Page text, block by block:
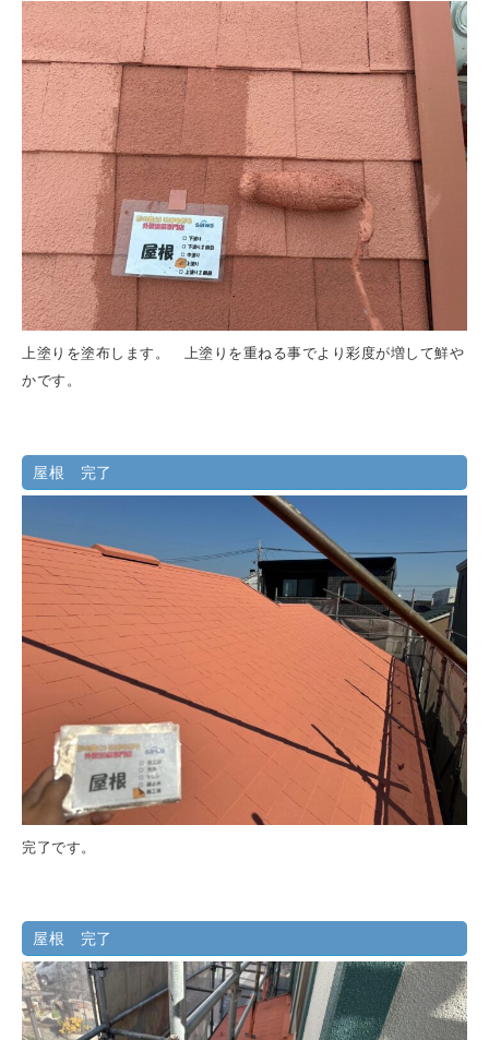
上塗りを塗布します。 上塗りを重ねる事でより彩度が増して鮮や
かです。
屋根 完了
完了です。
屋根 完了